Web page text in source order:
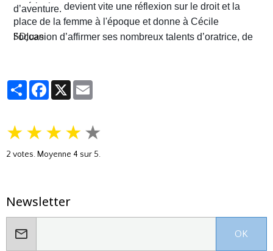
américaine devient vite une réflexion sur le droit et la
place de la femme à l'époque et donne à Cécile
l’occasion d’affirmer ses nombreux talents d’oratrice, de
dire.
d’aventure.
SDJuan
PartagerFacebook
X
★ ★ ★ ★ ★
2 votes. Moyenne 4 sur 5.
Newsletter
OK